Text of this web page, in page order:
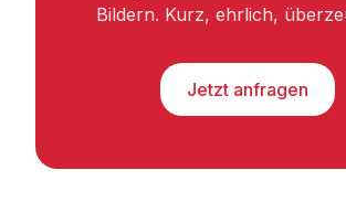
Bildern. Kurz, ehrlich,
Jetzt anfragen